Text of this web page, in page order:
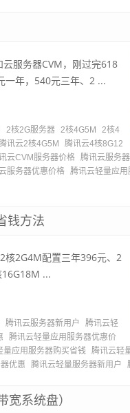
服务器CVM，刚过完618
一年，540元三年、2 ...
2核2G服务器 2核4G5M
2核4
讯云2核4G5M
腾讯云4核8G12
云CVM服务器价格 腾讯云服务器
服务器优惠价格 腾讯云轻量应用
钱方法
核2G4M配置三年396元、2
...
腾讯云服务器新用户
腾讯云轻
腾讯云轻量应用服务器优惠价
量应用服务器购买省钱 腾讯云轻
优惠 腾讯云轻量服务器新用户
宽系统盘）